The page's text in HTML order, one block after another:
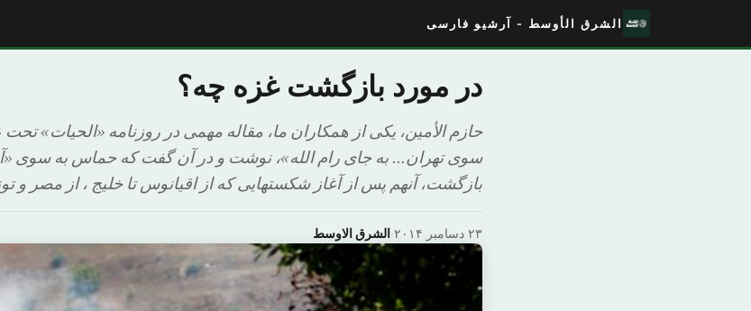
الشرق الأوسط - آرشیو فارسی
در مورد بازگشت غزه چه؟
حازم الأمین، یکی از همکاران ما، مقاله مهمی در روزنامه «الحیات»
سوی تهران… به جای رام الله»، نوشت و در آن گفت که حماس به سوی
بازگشت، آنهم پس از آغاز شکستهایی که از اقیانوس تا خلیج ، از مصر و
الشرق الاوسط· ۲۳ دسامبر ۲۰۱۴